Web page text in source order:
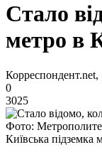
Стало
метро в
0
3025
Фото:
Київська підземка